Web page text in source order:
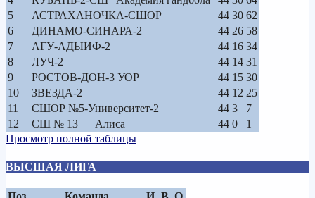
5
АСТРАХАНОЧКА-СШОР 44 30 62
6
ДИНАМО-СИНАРА-2 44 26 58
7
АГУ-АДЫИФ-2 44 16 34
8
ЛУЧ-2 44 14 31
9
РОСТОВ-ДОН-3 УОР 44 15 30
10
ЗВЕЗДА-2 44 12 25
11
СШОР №5-Университет-2 44 3
7
12
СШ № 13 — Алиса 44 0
1
Просмотр полной таблицы
ВЫСШАЯ ЛИГА